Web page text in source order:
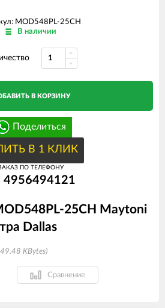
MOD548PL-25CH
В наличии
В КОРЗИНУ
Поделиться
В 1 КЛИК
ПО ТЕЛЕФОНУ
4956494121
25CH Maytoni
Dallas
KBytes
Сравнение